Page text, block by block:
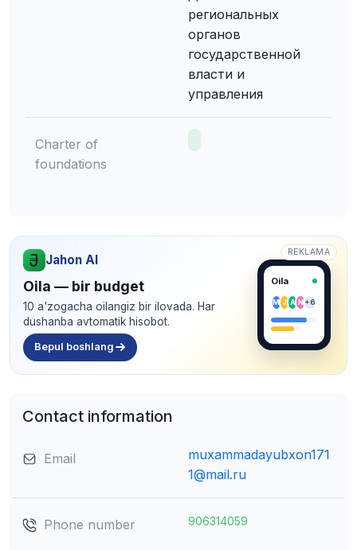
региональных
органов
государственной
власти и
управления
Charter of
foundations
REKLAMA
Jahon AI
Oila — bir budget
10 a'zogacha oilangiz bir ilovada. Har
dushanba avtomatik hisobot.
Bepul boshlang
Oila
M J A N+6
Contact information
Email
muxammadayubxon171
1@mail.ru
Phone number 906314059